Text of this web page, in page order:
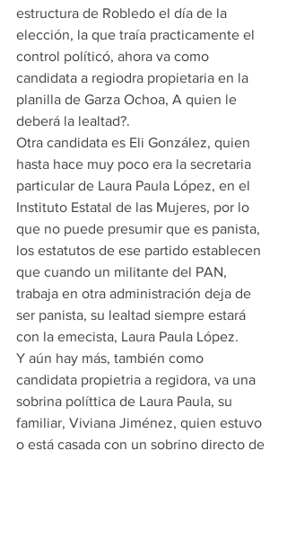
estructura de Robledo el día de la
elección, la que traía practicamente el
control políticó, ahora va como
candidata a regiodra propietaria en la
planilla de Garza Ochoa, A quien le
deberá la lealtad?.
Otra candidata es Eli González, quien
hasta hace muy poco era la secretaria
particular de Laura Paula López, en el
Instituto Estatal de las Mujeres, por lo
que no puede presumir que es panista,
los estatutos de ese partido establecen
que cuando un militante del PAN,
trabaja en otra administración deja de
ser panista, su lealtad siempre estará
con la emecista, Laura Paula López.
Y aún hay más, también como
candidata propietria a regidora, va una
sobrina políttica de Laura Paula, su
familiar, Viviana Jiménez, quien estuvo
o está casada con un sobrino directo de